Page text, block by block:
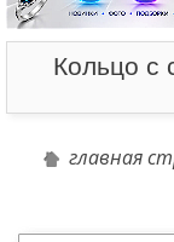
Кольцо с
главная